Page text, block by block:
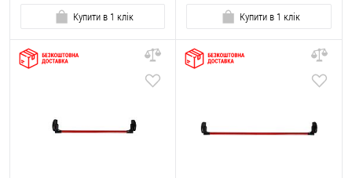
Купити в 1 клік Купити в 1 клік